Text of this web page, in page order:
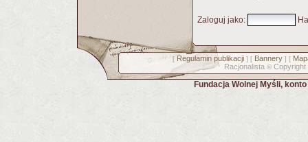
Zaloguj jako:
[ Regulamin publikacji] [ Bannery] [
Racjonalista © Copyright
Fundacja Wolnej Myśli,